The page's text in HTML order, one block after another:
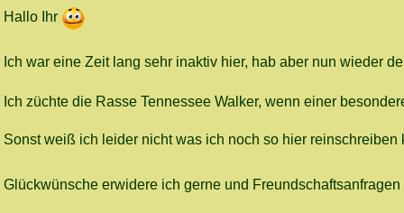
Hallo Ihr
Ich war eine Zeit lang sehr inaktiv hier, hab aber nun wieder
Ich züchte die Rasse Tennessee Walker, wenn einer
Sonst weiß ich leider nicht was ich noch so hier
Glückwünsche erwidere ich gerne und